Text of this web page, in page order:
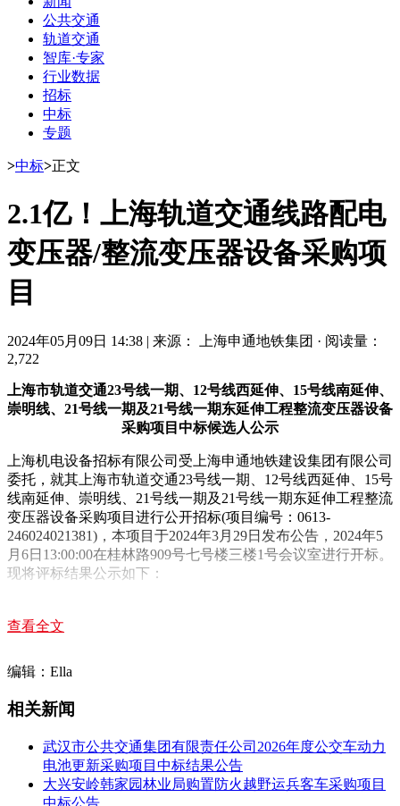
公共交通
轨道交通
智库·专家
行业数据
招标
中标
专题
>中标>正文
2.1亿！上海轨道交通线路配电
变压器/整流变压器设备采购项
目
2024年05月09日 14:38 | 来源： 上海申通地铁集团 · 阅读量：
2,722
上海市轨道交通23号线一期、12号线西延伸、15号线南延伸、
崇明线、21号线一期及21号线一期东延伸工程整流变压器设备
采购项目中标候选人公示
上海机电设备招标有限公司受上海申通地铁建设集团有限公司
委托，就其上海市轨道交通23号线一期、12号线西延伸、15号
线南延伸、崇明线、21号线一期及21号线一期东延伸工程整流
变压器设备采购项目进行公开招标(项目编号：0613-
246024021381)，本项目于2024年3月29日发布公告，2024年5
月6日13:00:00在桂林路909号七号楼三楼1号会议室进行开标。
现将评标结果公示如下：
万元;
项目整流变压器买卖。
上海市轨道交通23号线一期、12号线西延伸、15号线南延伸、
采购项目中标候选人公示
上海机电设备招标有限公司受上海申通地铁建设集团有限公司
委托，就其上海市轨道交通23号线一期、12号线西延伸、15号
查看全文
编辑：Ella
相关新闻
武汉市公共交通集团有限责任公司2026年度公交车动力
电池更新采购项目中标结果公告
大兴安岭韩家园林业局购置防火越野运兵客车采购项目